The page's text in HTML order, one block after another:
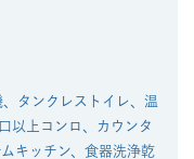
タンクレストイレ、温
以上コンロ、カウンタ
キッチン、食器洗浄乾